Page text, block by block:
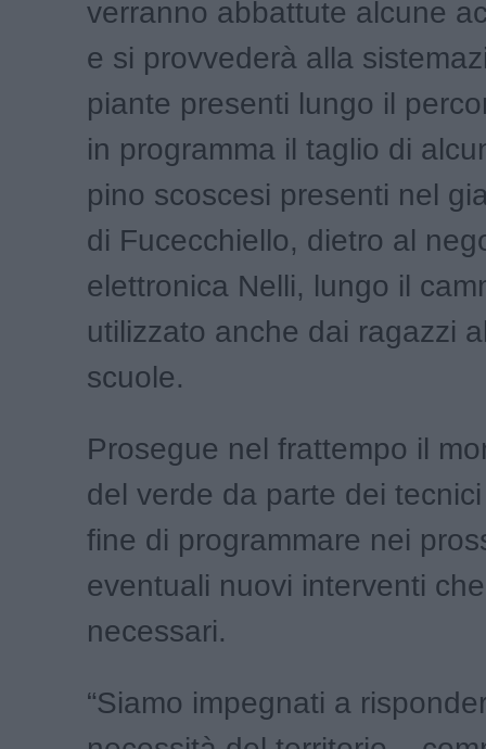
verranno abbattute alcune
e si provvederà alla
piante presenti lungo il
in programma il taglio di
pino scoscesi presenti nel
di Fucecchiello, dietro al
elettronica Nelli, lungo il
utilizzato anche dai ragazzi
scuole.
Prosegue nel frattempo il
del verde da parte dei
fine di programmare nei
eventuali nuovi interventi
necessari.
“Siamo impegnati a